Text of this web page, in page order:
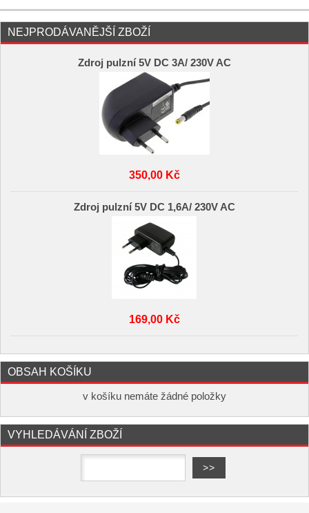
NEJPRODÁVANĚJŠÍ ZBOŽÍ
Zdroj pulzní 5V DC 3A/ 230V AC
350,00 Kč
Zdroj pulzní 5V DC 1,6A/ 230V AC
169,00 Kč
OBSAH KOŠÍKU
v košíku nemáte žádné položky
VYHLEDÁVÁNÍ ZBOŽÍ